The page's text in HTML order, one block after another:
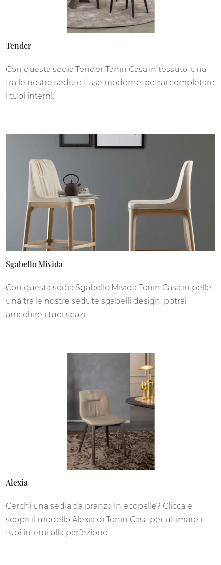
Tender
Con questa sedia Tender Tonin Casa in tessuto, una
tra le nostre sedute fisse moderne, potrai completare
i tuoi interni.
Sgabello Mivida
Con questa sedia Sgabello Mivida Tonin Casa in pelle,
una tra le nostre sedute sgabelli design, potrai
arricchire i tuoi spazi.
Alexia
Cerchi una sedia da pranzo in ecopelle? Clicca e
scopri il modello Alexia di Tonin Casa per ultimare i
tuoi interni alla perfezione.